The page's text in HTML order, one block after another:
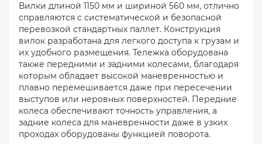
Вилки длиной 1150 мм и шириной 560 мм, отлично
справляются с систематической и безопасной
перевозкой стандартных паллет. Конструкция
вилок разработана для легкого доступа к грузам и
их удобного размещения. Тележка оборудована
также передними и задними колесами, благодаря
которым обладает высокой маневренностью и
плавно перемешивается даже при пересечении
выступов или неровных поверхностей. Передние
колеса обеспечивают точность управления, а
задние колеса для маневренности даже в узких
проходах оборудованы функцией поворота.